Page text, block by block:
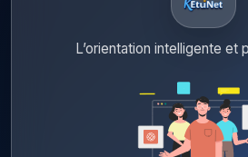
L’orientation intelligente et